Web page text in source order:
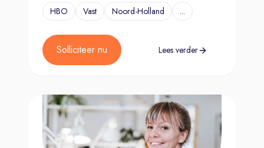
HBO Vast Noord-Holland ...
Solliciteer nu Lees verder